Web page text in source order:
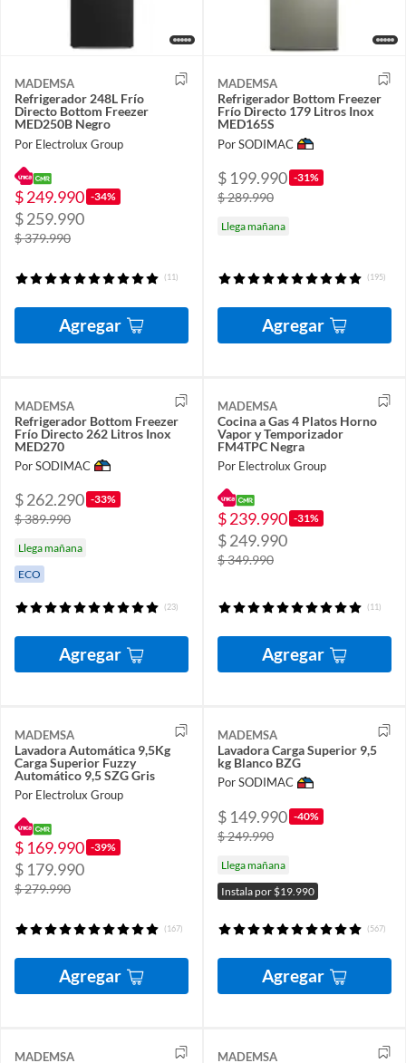
MADEMSA
Refrigerador 248L Frío
Directo Bottom Freezer
MED250B Negro
Por Electrolux Group
$ 249.990 -34%
$ 259.990
$ 379.990
(11)
Agregar
MADEMSA
Refrigerador Bottom Freezer
Frío Directo 179 Litros Inox
MED165S
Por SODIMAC
$ 199.990 -31%
$ 289.990
Llega mañana
(195)
Agregar
MADEMSA
Refrigerador Bottom Freezer
Frío Directo 262 Litros Inox
MED270
Por SODIMAC
$ 262.290 -33%
$ 389.990
Llega mañana
ECO
(23)
Agregar
MADEMSA
Cocina a Gas 4 Platos Horno
Vapor y Temporizador
FM4TPC Negra
Por Electrolux Group
$ 239.990 -31%
$ 249.990
$ 349.990
(11)
Agregar
MADEMSA
Lavadora Automática 9,5Kg
Carga Superior Fuzzy
Automático 9,5 SZG Gris
Por Electrolux Group
$ 169.990 -39%
$ 179.990
$ 279.990
(167)
Agregar
MADEMSA
Lavadora Carga Superior 9,5
kg Blanco BZG
Por SODIMAC
$ 149.990 -40%
$ 249.990
Llega mañana
Instala por $19.990
(567)
Agregar
MADEMSA MADEMSA